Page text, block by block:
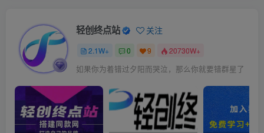
轻创终点站 关注
2.1W+ 0 9 20730W+
如果你为着错过夕阳而哭泣，那么你就要错群星了